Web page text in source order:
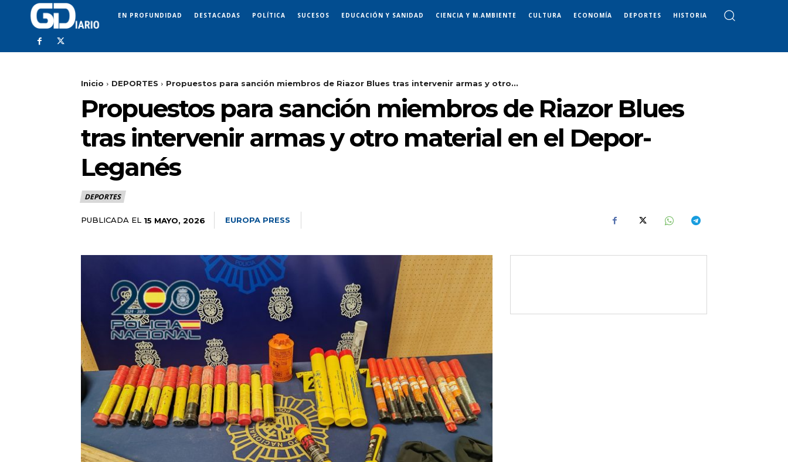
EN PROFUNDIDAD DESTACADAS POLÍTICA SUCESOS EDUCACIÓN Y SANIDAD CIENCIA Y M.AMBIENTE CULTURA ECONOMÍA DEPORTES HISTORIA
Inicio DEPORTES Propuestos para sanción miembros de Riazor Blues tras intervenir armas y otro...
Propuestos para sanción miembros de Riazor Blues
tras intervenir armas y otro material en el Depor-
Leganés
DEPORTES
PUBLICADA EL 15 MAYO, 2026 EUROPA PRESS